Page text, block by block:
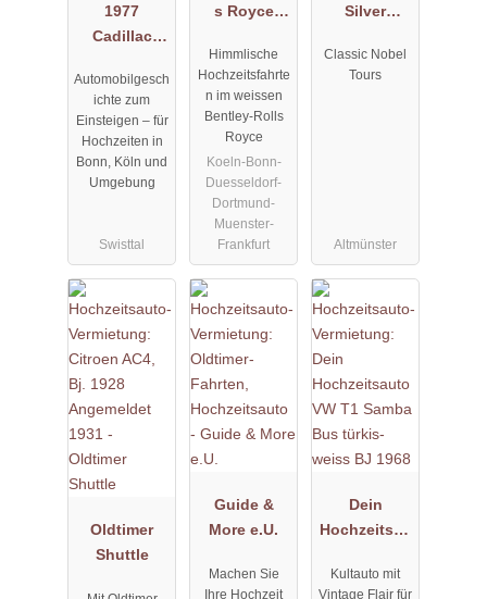
1977
Cadillac
Formal
Automobilgesch
ichte zum
Einsteigen – für
Hochzeiten in
Bonn, Köln und
Umgebung
Swisttal
s Royce
weiss
Himmlische
Hochzeitsfahrte
n im weissen
Bentley-Rolls
Royce
Koeln-Bonn-
Duesseldorf-
Dortmund-
Muenster-
Frankfurt
Silver
LWB
Classic Nobel
Tours
Altmünster
Oldtimer
Shuttle
Guide &
More e.U.
Machen Sie
Ihre Hochzeit
Dein
Hochzeitsau
Samba Bus
Kultauto mit
Vintage Flair für